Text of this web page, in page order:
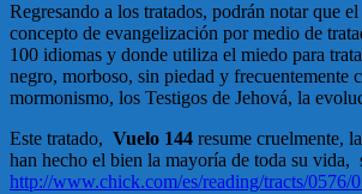
Regresando a los tratados, podrán notar que
concepto de evangelización por medio de
100 idiomas y donde utiliza el miedo para
negro, morboso, sin piedad y frecuentemente
mormonismo, los Testigos de Jehová, la
Este tratado, Vuelo 144 resume cruelmente,
han hecho el bien la mayoría de toda su
http://www.chick.com/es/reading/tracts/0576/